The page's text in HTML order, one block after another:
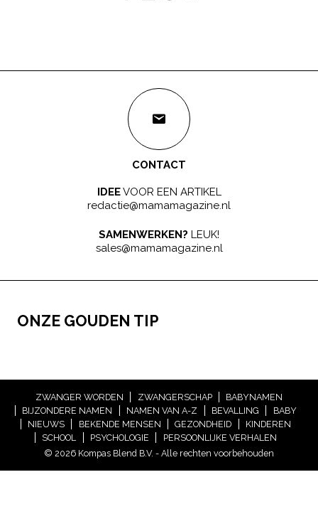
CONTACT
IDEEVOOR EEN ARTIKEL
redactie@mamamagazine.nl
SAMENWERKEN? LEUK!
sales@mamamagazine.nl
ONZE GOUDEN TIP
ZWANGER WORDEN ZWANGERSCHAP
BABYNAMEN
BIJZONDERE NAMEN
NAMEN VAN A-Z BEVALLING
BABY
NIEUWS
BEKENDE MENSEN GEZONDHEID
KINDEREN
SCHOOL
PSYCHOLOGIE
PERSOONLIJKE VERHALEN
© 2026 Kompas Blend B.V. - Alle rechten voorbehouden